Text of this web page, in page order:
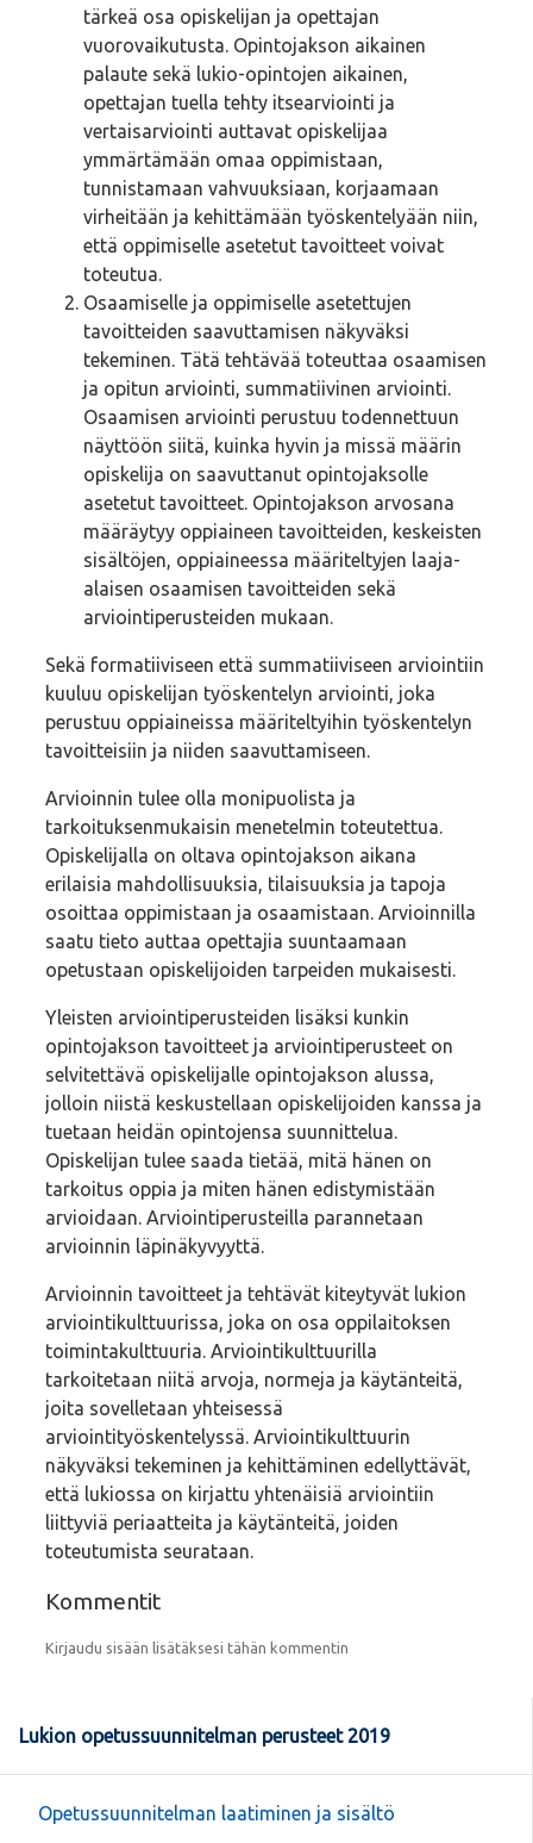
tärkeä osa opiskelijan ja opettajan
vuorovaikutusta. Opintojakson aikainen
palaute sekä lukio-opintojen aikainen,
opettajan tuella tehty itsearviointi ja
vertaisarviointi auttavat opiskelijaa
ymmärtämään omaa oppimistaan,
tunnistamaan vahvuuksiaan, korjaamaan
virheitään ja kehittämään työskentelyään niin,
että oppimiselle asetetut tavoitteet voivat
toteutua.
Osaamiselle ja oppimiselle asetettujen
tavoitteiden saavuttamisen näkyväksi
tekeminen. Tätä tehtävää toteuttaa osaamisen
ja opitun arviointi, summatiivinen arviointi.
Osaamisen arviointi perustuu todennettuun
näyttöön siitä, kuinka hyvin ja missä määrin
opiskelija on saavuttanut opintojaksolle
asetetut tavoitteet. Opintojakson arvosana
määräytyy oppiaineen tavoitteiden, keskeisten
sisältöjen, oppiaineessa määriteltyjen laaja-
alaisen osaamisen tavoitteiden sekä
arviointiperusteiden mukaan.
Sekä formatiiviseen että summatiiviseen arviointiin
kuuluu opiskelijan työskentelyn arviointi, joka
perustuu oppiaineissa määriteltyihin työskentelyn
tavoitteisiin ja niiden saavuttamiseen.
Arvioinnin tulee olla monipuolista ja
tarkoituksenmukaisin menetelmin toteutettua.
Opiskelijalla on oltava opintojakson aikana
erilaisia mahdollisuuksia, tilaisuuksia ja tapoja
osoittaa oppimistaan ja osaamistaan. Arvioinnilla
saatu tieto auttaa opettajia suuntaamaan
opetustaan opiskelijoiden tarpeiden mukaisesti.
Yleisten arviointiperusteiden lisäksi kunkin
opintojakson tavoitteet ja arviointiperusteet on
selvitettävä opiskelijalle opintojakson alussa,
jolloin niistä keskustellaan opiskelijoiden kanssa ja
tuetaan heidän opintojensa suunnittelua.
Opiskelijan tulee saada tietää, mitä hänen on
tarkoitus oppia ja miten hänen edistymistään
arvioidaan. Arviointiperusteilla parannetaan
arvioinnin läpinäkyvyyttä.
Arvioinnin tavoitteet ja tehtävät kiteytyvät lukion
arviointikulttuurissa, joka on osa oppilaitoksen
toimintakulttuuria. Arviointikulttuurilla
tarkoitetaan niitä arvoja, normeja ja käytänteitä,
joita sovelletaan yhteisessä
arviointityöskentelyssä. Arviointikulttuurin
näkyväksi tekeminen ja kehittäminen edellyttävät,
että lukiossa on kirjattu yhtenäisiä arviointiin
liittyviä periaatteita ja käytänteitä, joiden
toteutumista seurataan.
Kommentit
Kirjaudu sisään lisätäksesi tähän kommentin
Lukion opetussuunnitelman perusteet 2019
Opetussuunnitelman laatiminen ja sisältö